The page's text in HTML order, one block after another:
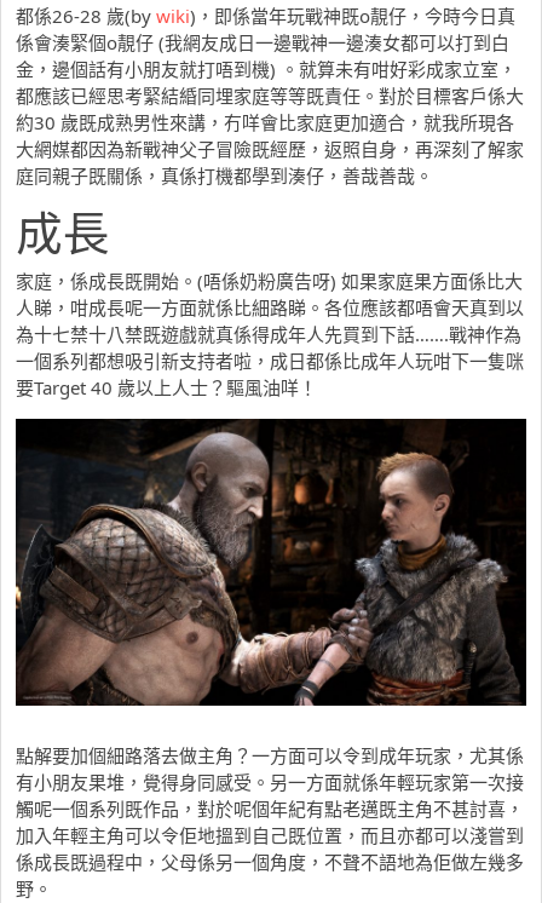
都係26-28 歲(by wiki)，即係當年玩戰神既o靚仔，今時今日真
係會湊緊個o靚仔 (我網友成日一邊戰神一邊湊女都可以打到白
金，邊個話有小朋友就打唔到機) 。就算未有咁好彩成家立室，
都應該已經思考緊結緍同埋家庭等等既責任。對於目標客戶係大
約30 歲既成熟男性來講，冇咩會比家庭更加適合，就我所現各
大網媒都因為新戰神父子冒險既經歷，返照自身，再深刻了解家
庭同親子既關係，真係打機都學到湊仔，善哉善哉。
成長
家庭，係成長既開始。(唔係奶粉廣告呀) 如果家庭果方面係比大
人睇，咁成長呢一方面就係比細路睇。各位應該都唔會天真到以
為十七禁十八禁既遊戲就真係得成年人先買到下話…….戰神作為
一個系列都想吸引新支持者啦，成日都係比成年人玩咁下一隻咪
要Target 40 歲以上人士？驅風油咩！
點解要加個細路落去做主角？一方面可以令到成年玩家，尤其係
有小朋友果堆，覺得身同感受。另一方面就係年輕玩家第一次接
觸呢一個系列既作品，對於呢個年紀有點老邁既主角不甚討喜，
加入年輕主角可以令佢地搵到自己既位置，而且亦都可以淺嘗到
係成長既過程中，父母係另一個角度，不聲不語地為佢做左幾多
野。